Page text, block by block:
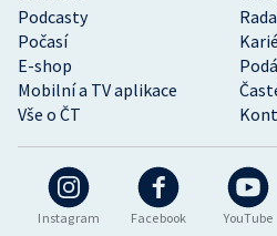
Instagram Facebook YouTube
Podcasty
Počasí
E-shop
Mobilní a TV aplikace
Vše o ČT